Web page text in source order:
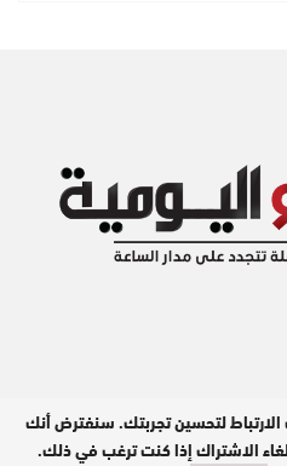
لتحسين تجربتك. سنفترض أنك
الاشتراك إذا كنت ترغب في ذلك.